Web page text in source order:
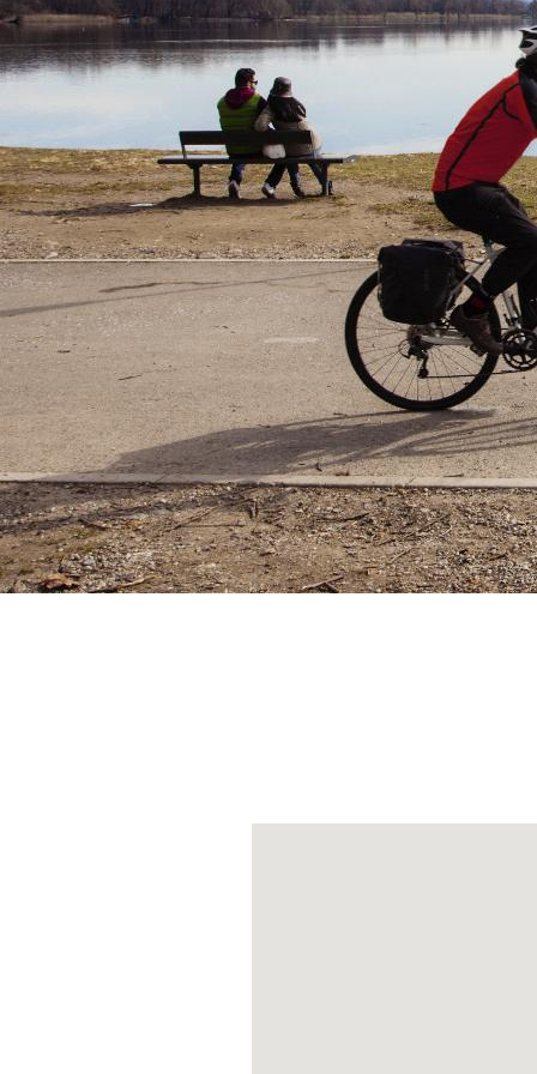
nascondono le
fortificazioni
Le ombre
a
dal FAI, la villa
salone da
della rosa,
Nuovamente
Parco
Sacro Monte,
monte sacro di
secolo, si
attratti dalla
Ecco poi
scollina quasi
ritorno fino a
giochi
co-autrice e